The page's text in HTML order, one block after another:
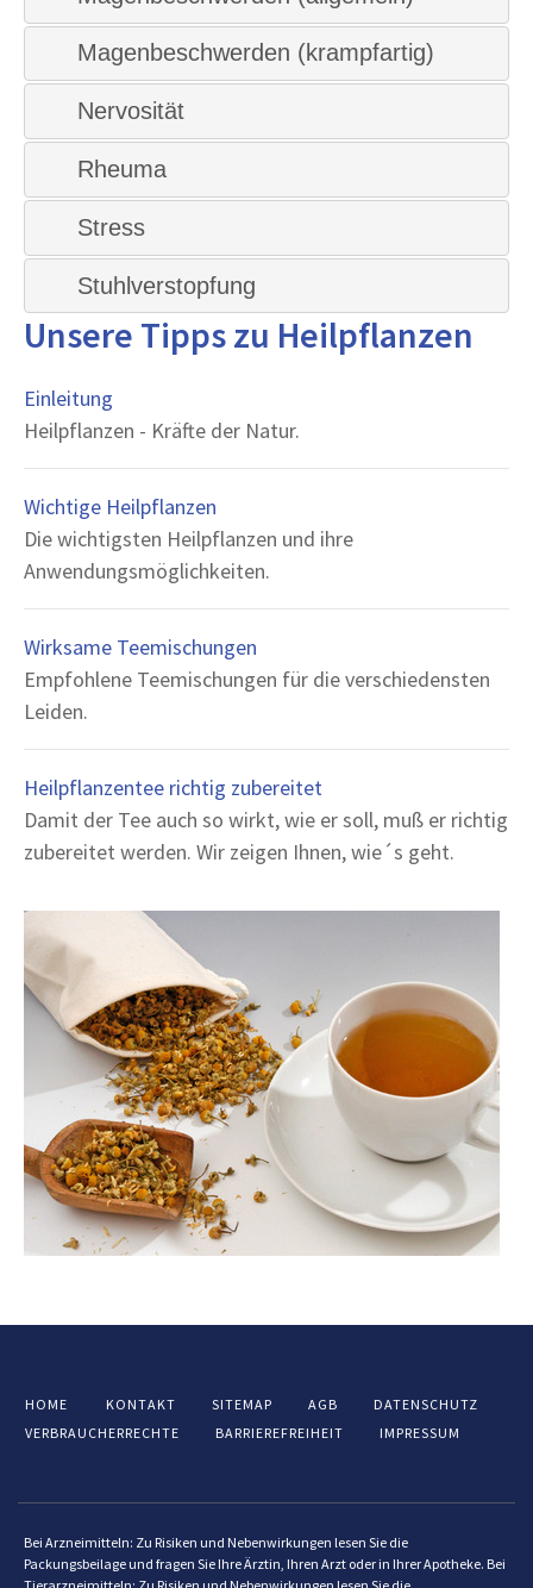
Magenbeschwerden (krampfartig)
Nervosität
Rheuma
Stress
Stuhlverstopfung
Unsere Tipps zu Heilpflanzen
Einleitung
Heilpflanzen - Kräfte der Natur.
Wichtige Heilpflanzen
Die wichtigsten Heilpflanzen und ihre
Anwendungsmöglichkeiten.
Wirksame Teemischungen
Empfohlene Teemischungen für die verschiedensten
Leiden.
Heilpflanzentee richtig zubereitet
Damit der Tee auch so wirkt, wie er soll, muß er richtig
zubereitet werden. Wir zeigen Ihnen, wie´s geht.
HOME KONTAKT SITEMAP AGB
DATENSCHUTZ
VERBRAUCHERRECHTE
BARRIEREFREIHEIT IMPRESSUM
Bei Arzneimitteln: Zu Risiken und Nebenwirkungen lesen Sie die
Packungsbeilage und fragen Sie Ihre Ärztin, Ihren Arzt oder in Ihrer Apotheke. Bei